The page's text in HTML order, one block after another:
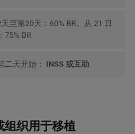
至第20天：60% BR。从 21 日
75% BR
二天开始： INSS 或互助
组织用于移植